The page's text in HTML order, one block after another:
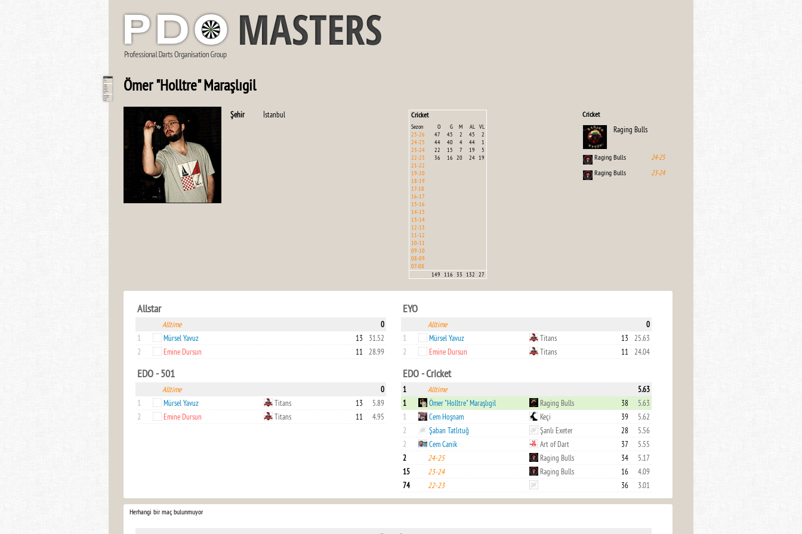
Ömer "Holltre" Maraşlıgil
Cricket
Raging Bulls
24-25
Raging Bulls
23-24
Raging Bulls
Cricket
Sezon O G M AL VL
25-26
47 45 2 45
2
24-25
44 40 4 44
1
23-24
22 15 7 19
5
22-23
36 16 20 24 19
21-22
19-20
18-19
17-18
16-17
15-16
14-15
13-14
12-13
11-12
10-11
09-10
08-09
07-08
149 116 33 132 27
Şehir İstanbul
Allstar
Alltime
0
1
Mürsel Yavuz 13
31.52
2
Emine Dursun 11 28.99
EYO
Alltime
0
1
Mürsel Yavuz Titans 13
25.63
2
Emine Dursun Titans 11 24.04
EDO - 501
Alltime
0
1
Mürsel Yavuz Titans 13
5.89
2
Emine Dursun Titans 11 4.95
EDO - Cricket
1 Alltime
5.63
1
Ömer "Holltre" Maraşlıgil Raging Bulls 38
5.63
1
Cem Hoşnam Keçi 39
5.62
2
Şaban Tatlıtuğ Şanlı Exeter 28
5.56
2
Cem Canik Art of Dart 37
5.55
2
24-25 Raging Bulls 34
5.17
15
23-24 Raging Bulls 16
4.09
74
22-23 36 3.01
Herhangi bir maç bulunmuyor